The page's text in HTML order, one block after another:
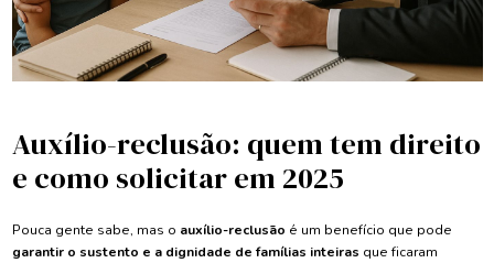
Auxílio-reclusão: quem tem direito
e como solicitar em 2025
Pouca gente sabe, mas o auxílio-reclusão é um benefício que pode
garantir o sustento e a dignidade de famílias inteiras que ficaram